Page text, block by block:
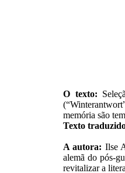
O texto:
memória são
Texto
A autora: Ilse
alemã do pós-
revitalizar a